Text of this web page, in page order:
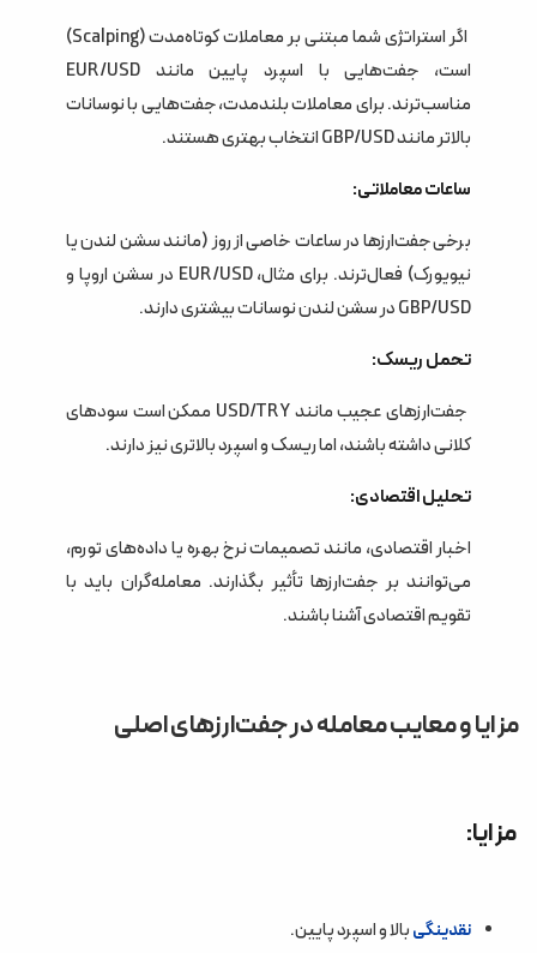
اگر استراتژی شما مبتنی بر معاملات کوتاه‌مدت (Scalping)
است، جفت‌هایی با اسپرد پایین مانند EUR/USD
مناسب‌ترند. برای معاملات بلندمدت، جفت‌هایی با نوسانات
بالاتر مانند GBP/USD انتخاب بهتری هستند.
ساعات معاملاتی:
برخی جفت‌ارزها در ساعات خاصی از روز (مانند سشن لندن یا
نیویورک) فعال‌ترند. برای مثال، EUR/USD در سشن اروپا و
GBP/USD در سشن لندن نوسانات بیشتری دارند.
تحمل ریسک:
جفت‌ارزهای عجیب مانند USD/TRY ممکن است سودهای
کلانی داشته باشند، اما ریسک و اسپرد بالاتری نیز دارند.
تحلیل اقتصادی:
اخبار اقتصادی، مانند تصمیمات نرخ بهره یا داده‌های تورم،
می‌توانند بر جفت‌ارزها تأثیر بگذارند. معامله‌گران باید با
تقویم اقتصادی آشنا باشند.
مزایا و معایب معامله در جفت‌ارزهای اصلی
نقدینگیبالا و اسپرد پایین.